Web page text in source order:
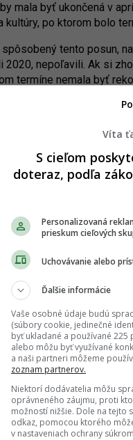
mala byť ukončená v
po ktorom bolo
tento posun,
nepoľavili. Ak si
termíne nemala byť
je už z exteriéru
zbytočne
kultúru, v ktorej
miesto.
Víta
S cieľom
doteraz, podľa
Personalizovaná
prieskum cieľových
Uchovávanie alebo
Ďalšie informácie
Vaše osobné údaje budú
(súbory cookie, jedinečné
byť ukladané a používané
alebo môžu byť využívané
a naši partneri môžeme
zoznam partnerov.
Niektorí dodávatelia môžu
oprávneného záujmu, proti
možností nižšie. Dole na tejto
odkaz, pomocou ktorého
v nastaveniach ochrany